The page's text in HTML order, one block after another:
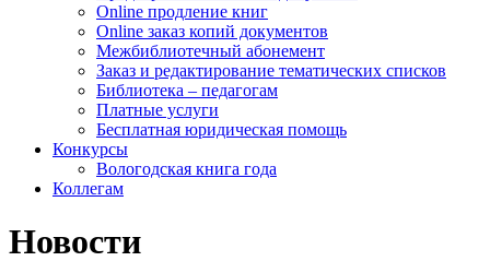
Online продление книг
Online заказ копий документов
Межбиблиотечный абонемент
Заказ и редактирование тематических списков
Библиотека – педагогам
Платные услуги
Бесплатная юридическая помощь
Конкурсы
Вологодская книга года
Коллегам
Новости